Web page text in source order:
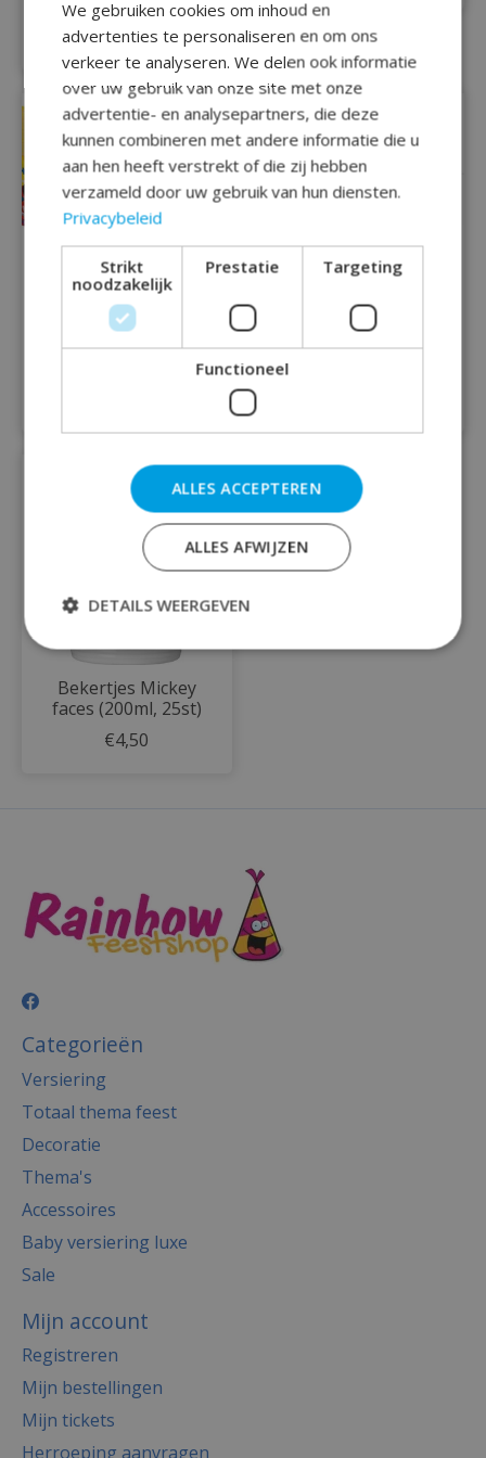
43 c
€3,95
Mickey Mouse
Clubhouse Tafelkleed
Vlaggenlijn Mickey
Mouse Clubhouse - 3
Bekertjes Mickey
faces (200ml, 25st)
€4,50
Categorieën
Versiering
Totaal thema feest
Decoratie
Thema's
Accessoires
Baby versiering luxe
Sale
Mijn account
Registreren
Mijn bestellingen
Mijn tickets
Herroeping aanvragen
We gebruiken cookies om inhoud en
advertenties te personaliseren en om ons
verkeer te analyseren. We delen ook informatie
over uw gebruik van onze site met onze
advertentie- en analysepartners, die deze
kunnen combineren met andere informatie die u
aan hen heeft verstrekt of die zij hebben
verzameld door uw gebruik van hun diensten.
Privacybeleid
Strikt
noodzakelijk
Prestatie Targeting
Functioneel
ALLES ACCEPTEREN
ALLES AFWIJZEN
DETAILS WEERGEVEN